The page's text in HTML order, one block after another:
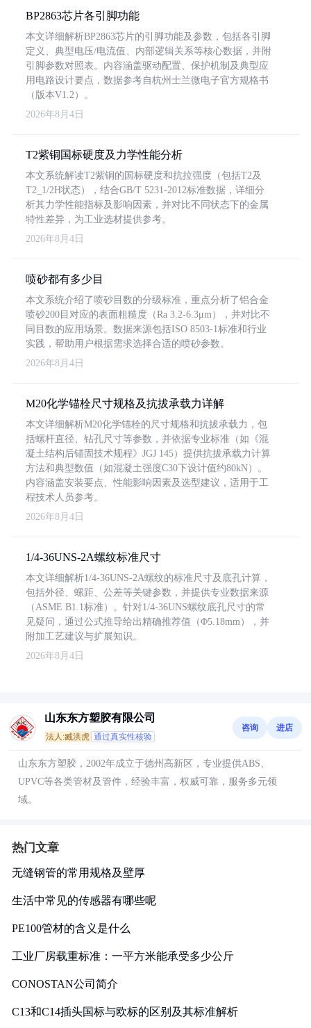
BP2863芯片各引脚功能
本文详细解析BP2863芯片的引脚功能及参数，包括各引脚
定义、典型电压/电流值、内部逻辑关系等核心数据，并附
引脚参数对照表。内容涵盖驱动配置、保护机制及典型应
用电路设计要点，数据参考自杭州士兰微电子官方规格书
（版本V1.2）。
2026年8月4日
T2紫铜国标硬度及力学性能分析
本文系统解读T2紫铜的国标硬度和抗拉强度（包括T2及
T2_1/2H状态），结合GB/T 5231-2012标准数据，详细分
析其力学性能指标及影响因素，并对比不同状态下的金属
特性差异，为工业选材提供参考。
2026年8月4日
喷砂都有多少目
本文系统介绍了喷砂目数的分级标准，重点分析了铝合金
喷砂200目对应的表面粗糙度（Ra 3.2-6.3μm），并对比不
同目数的应用场景。数据来源包括ISO 8503-1标准和行业
实践，帮助用户根据需求选择合适的喷砂参数。
2026年8月4日
M20化学锚栓尺寸规格及抗拔承载力详解
本文详细解析M20化学锚栓的尺寸规格和抗拔承载力，包
括螺杆直径、钻孔尺寸等参数，并依据专业标准（如《混
凝土结构后锚固技术规程》JGJ 145）提供抗拔承载力计算
方法和典型数值（如混凝土强度C30下设计值约80kN）。
内容涵盖安装要点、性能影响因素及选型建议，适用于工
程技术人员参考。
2026年8月4日
1/4-36UNS-2A螺纹标准尺寸
本文详细解析1/4-36UNS-2A螺纹的标准尺寸及底孔计算，
包括外径、螺距、公差等关键参数，并提供专业数据来源
（ASME B1.1标准）。针对1/4-36UNS螺纹底孔尺寸的常
见疑问，通过公式推导给出精确推荐值（Φ5.18mm），并
附加工艺建议与扩展知识。
2026年8月4日
山东东方塑胶有限公司
法人:臧洪虎 通过真实性核验
咨询 进店
山东东方塑胶，2002年成立于德州高新区，专业提供ABS、
UPVC等各类管材及管件，经验丰富，权威可靠，服务多元领
域。
热门文章
无缝钢管的常用规格及壁厚
生活中常见的传感器有哪些呢
PE100管材的含义是什么
工业厂房载重标准：一平方米能承受多少公斤
CONOSTAN公司简介
C13和C14插头国标与欧标的区别及其标准解析